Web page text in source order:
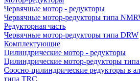
Червячные мотор - редукторы
Червячные мотор-редукторы типа
Редукторная часть
Червячные мотор-редукторы типа DRW
Комплектующие
Цилиндрические мотор - редукторы
Цилиндрические мотор-редукторы
Соосно-цилиндрические редукторы в
типа TRC